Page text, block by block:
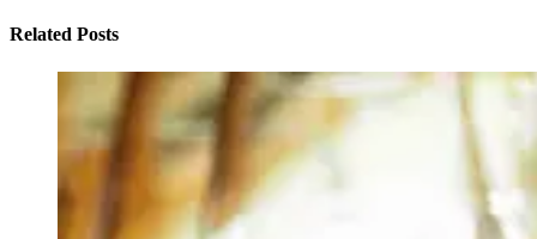
Related Posts